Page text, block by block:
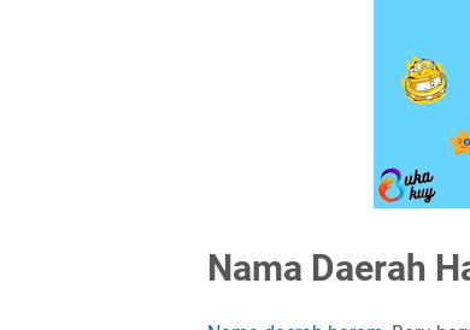
Nama Daerah